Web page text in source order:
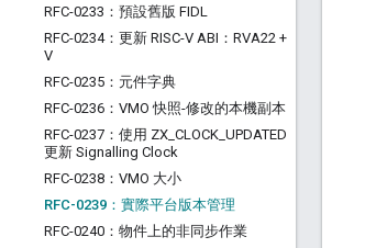
RFC-0233：預設舊版 FIDL
RFC-0234：更新 RISC-V ABI：RVA22 +
V
RFC-0235：元件字典
RFC-0236：VMO 快照-修改的本機副本
RFC-0237：使用 ZX CLOCK UPDATED
更新 Signalling Clock
RFC-0238：VMO 大小
RFC-0239：實際平台版本管理
RFC-0240：物件上的非同步作業